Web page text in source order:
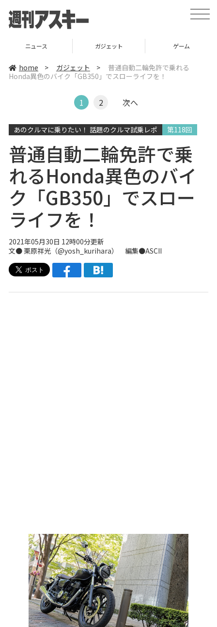
t
o
ニュース ガジェット ゲーム
home > ガジェット >
普通自動二輪免許で乗れる
Honda異色のバイク「GB350」でスローライフを！
1 2 次へ
あのクルマに乗りたい！ 話題のクルマ試乗レポ 第118回
普通自動二輪免許で乗
れるHonda異色のバイ
ク「GB350」でスロー
ライフを！
2021年05月30日 12時00分更新
文● 栗原祥光（@yosh_kurihara） 編集●ASCII